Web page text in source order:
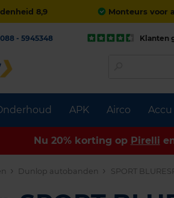
8,9 Monteurs voor
APK Airco Accu
088 - 5945348 Klanten
Nu 20% korting op Pirelli
Dunlop autobanden SPORT